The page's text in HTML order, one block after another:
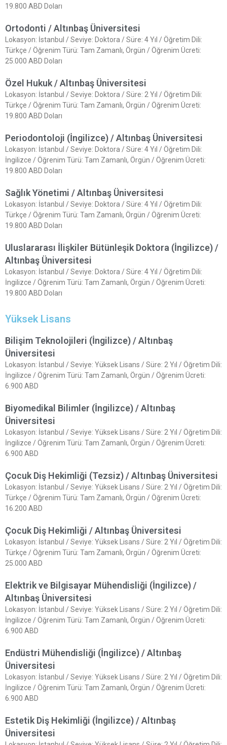
19.800 ABD Doları
Ortodonti / Altınbaş Üniversitesi
Lokasyon: İstanbul / Seviye: Doktora / Süre: 4 Yıl / Öğretim Dili:
Türkçe / Öğrenim Türü: Tam Zamanlı, Örgün / Öğrenim Ücreti:
25.000 ABD Doları
Özel Hukuk / Altınbaş Üniversitesi
Lokasyon: İstanbul / Seviye: Doktora / Süre: 2 Yıl / Öğretim Dili:
Türkçe / Öğrenim Türü: Tam Zamanlı, Örgün / Öğrenim Ücreti:
19.800 ABD Doları
Periodontoloji (İngilizce) / Altınbaş Üniversitesi
Lokasyon: İstanbul / Seviye: Doktora / Süre: 4 Yıl / Öğretim Dili:
İngilizce / Öğrenim Türü: Tam Zamanlı, Örgün / Öğrenim Ücreti:
19.800 ABD Doları
Sağlık Yönetimi / Altınbaş Üniversitesi
Lokasyon: İstanbul / Seviye: Doktora / Süre: 4 Yıl / Öğretim Dili:
Türkçe / Öğrenim Türü: Tam Zamanlı, Örgün / Öğrenim Ücreti:
19.800 ABD Doları
Uluslararası İlişkiler Bütünleşik Doktora (İngilizce) /
Altınbaş Üniversitesi
Lokasyon: İstanbul / Seviye: Doktora / Süre: 4 Yıl / Öğretim Dili:
İngilizce / Öğrenim Türü: Tam Zamanlı, Örgün / Öğrenim Ücreti:
19.800 ABD Doları
Yüksek Lisans
Bilişim Teknolojileri (İngilizce) / Altınbaş
Üniversitesi
Lokasyon: İstanbul / Seviye: Yüksek Lisans / Süre: 2 Yıl / Öğretim Dili:
İngilizce / Öğrenim Türü: Tam Zamanlı, Örgün / Öğrenim Ücreti:
6.900 ABD
Biyomedikal Bilimler (İngilizce) / Altınbaş
Üniversitesi
Lokasyon: İstanbul / Seviye: Yüksek Lisans / Süre: 2 Yıl / Öğretim Dili:
İngilizce / Öğrenim Türü: Tam Zamanlı, Örgün / Öğrenim Ücreti:
6.900 ABD
Çocuk Diş Hekimliği (Tezsiz) / Altınbaş Üniversitesi
Lokasyon: İstanbul / Seviye: Yüksek Lisans / Süre: 2 Yıl / Öğretim Dili:
Türkçe / Öğrenim Türü: Tam Zamanlı, Örgün / Öğrenim Ücreti:
16.200 ABD
Çocuk Diş Hekimliği / Altınbaş Üniversitesi
Lokasyon: İstanbul / Seviye: Yüksek Lisans / Süre: 2 Yıl / Öğretim Dili:
Türkçe / Öğrenim Türü: Tam Zamanlı, Örgün / Öğrenim Ücreti:
25.000 ABD
Elektrik ve Bilgisayar Mühendisliği (İngilizce) /
Altınbaş Üniversitesi
Lokasyon: İstanbul / Seviye: Yüksek Lisans / Süre: 2 Yıl / Öğretim Dili:
İngilizce / Öğrenim Türü: Tam Zamanlı, Örgün / Öğrenim Ücreti:
6.900 ABD
Endüstri Mühendisliği (İngilizce) / Altınbaş
Üniversitesi
Lokasyon: İstanbul / Seviye: Yüksek Lisans / Süre: 2 Yıl / Öğretim Dili:
İngilizce / Öğrenim Türü: Tam Zamanlı, Örgün / Öğrenim Ücreti:
6.900 ABD
Estetik Diş Hekimliği (İngilizce) / Altınbaş
Üniversitesi